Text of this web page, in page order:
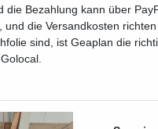
Bezahlung kann über
die Versandkosten
sind, ist Geaplan die